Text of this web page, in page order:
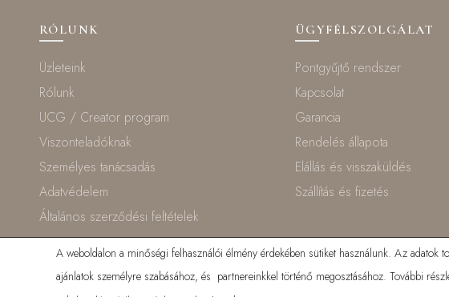
RÓLUNK
Üzleteink
Rólunk
UCG / Creator program
Viszonteladóknak
Személyes tanácsadás
Adatvédelem
Általános szerződési feltételek
ÜGYFÉLSZOLGÁLAT
Pontgyűjtő rendszer
Kapcsolat
Garancia
Rendelés állapota
Elállás és visszaküldés
Szállítás és fizetés
A weboldalon a minőségi felhasználói élmény érdekében sütiket használunk. Az adatok
ajánlatok személyre szabásához, és partnereinkkel történő megosztásához. További